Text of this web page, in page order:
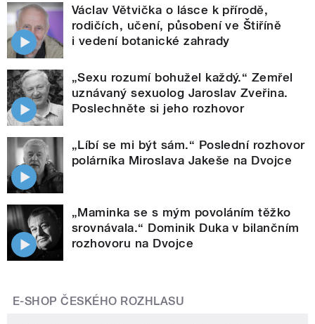
Václav Větvička o lásce k přírodě,
rodičích, učení, působení ve Štiříně
i vedení botanické zahrady
„Sexu rozumí bohužel každý.“ Zemřel
uznávaný sexuolog Jaroslav Zveřina.
Poslechněte si jeho rozhovor
„Líbí se mi být sám.“ Poslední rozhovor
polárníka Miroslava Jakeše na Dvojce
„Maminka se s mým povoláním těžko
srovnávala.“ Dominik Duka v bilančním
rozhovoru na Dvojce
E-SHOP ČESKÉHO ROZHLASU